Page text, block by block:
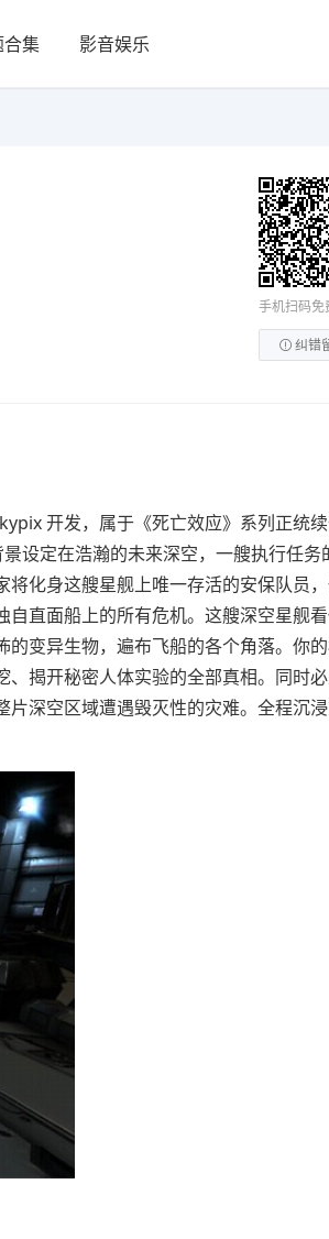
合集 影音娱乐
手机扫码免
纠错
开发，属于《死亡效应》系列正统续
设定在浩瀚的未来深空，一艘执行任务
化身这艘星舰上唯一存活的安保队员
直面船上的所有危机。这艘深空星舰
变异生物，遍布飞船的各个角落。你
揭开秘密人体实验的全部真相。同时
深空区域遭遇毁灭性的灾难。全程沉